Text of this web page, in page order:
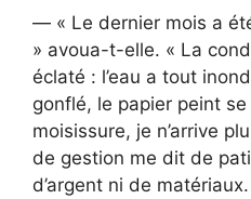
— « Le dernier mois a
» avoua-t-elle. « La
éclaté : l’eau a tout
gonflé, le papier peint
moisissure, je n’arrive
de gestion me dit de
d’argent ni de